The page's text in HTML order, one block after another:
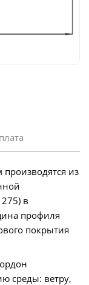
из
в
профиля
покрытия
среды: ветру,